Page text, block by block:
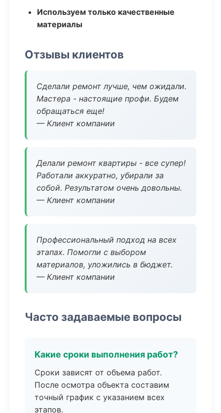
Используем только качественные
материалы
Отзывы клиентов
Сделали ремонт лучше, чем ожидали.
Мастера - настоящие профи. Будем
обращаться еще!
— Клиент компании
Делали ремонт квартиры - все супер!
Работали аккуратно, убирали за
собой. Результатом очень довольны.
— Клиент компании
Профессиональный подход на всех
этапах. Помогли с выбором
материалов, уложились в бюджет.
— Клиент компании
Часто задаваемые вопросы
Какие сроки выполнения работ?
Сроки зависят от объема работ.
После осмотра объекта составим
точный график с указанием всех
этапов.